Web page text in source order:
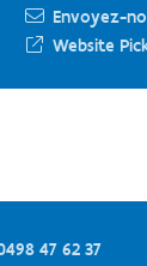
Envoyez-
Website
47 62 37